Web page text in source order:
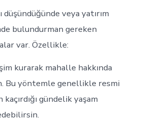
düşündüğünde veya yatırım
bulundurman gereken
var. Özellikle:
kurarak mahalle hakkında
Bu yöntemle genellikle resmi
gündelik yaşam